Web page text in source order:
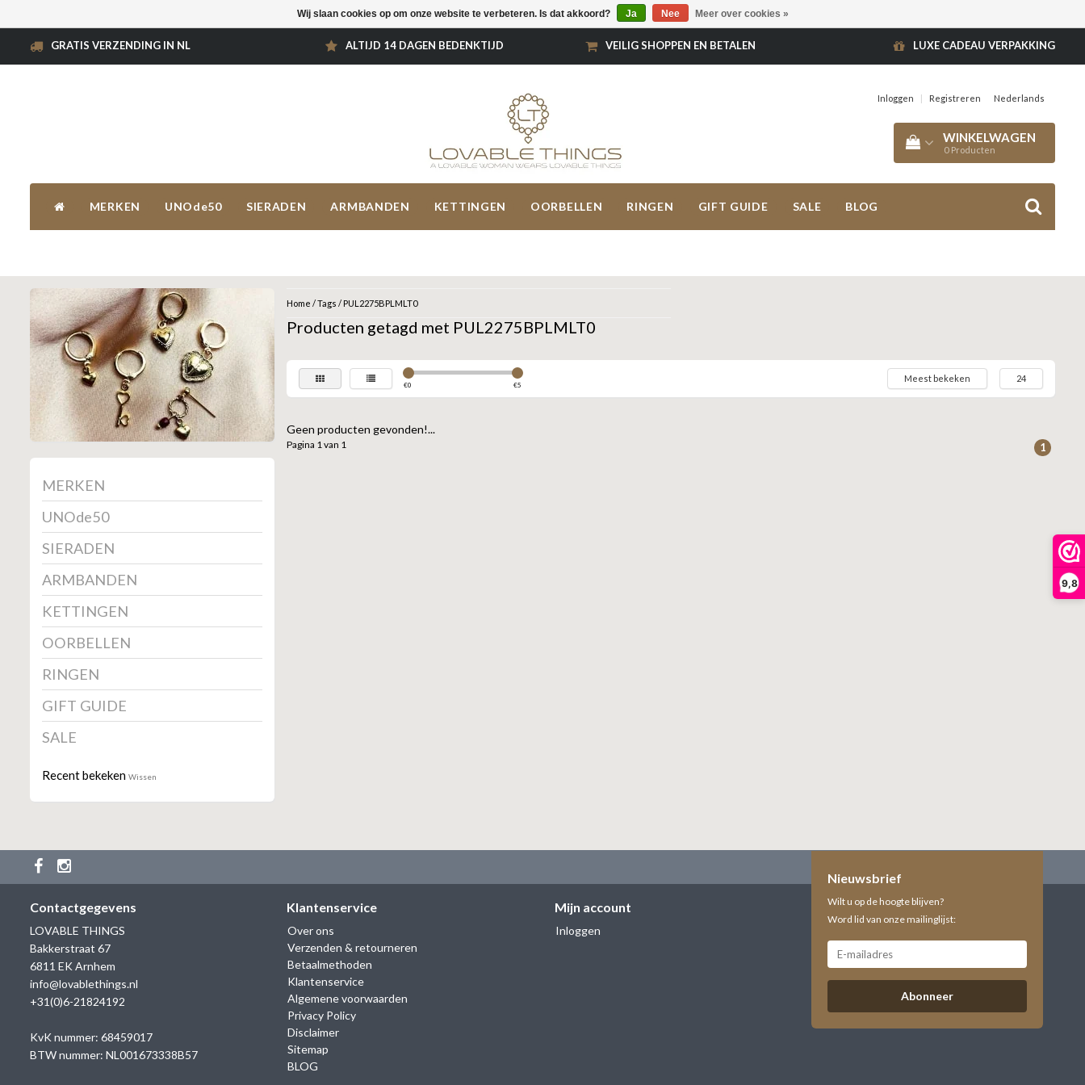
9,8
GRATIS VERZENDING IN NL ALTIJD 14 DAGEN BEDENKTIJD VEILIG SHOPPEN EN BETALEN LUXE CADEAU VERPAKKING
Inloggen | Registreren Nederlands
WINKELWAGEN
0 Producten
MERKEN UNOde50 SIERADEN ARMBANDEN KETTINGEN OORBELLEN RINGEN GIFT GUIDE SALE BLOG
MERKEN
UNOde50
SIERADEN
ARMBANDEN
KETTINGEN
OORBELLEN
RINGEN
GIFT GUIDE
SALE
Recent bekeken Wissen
Home /Tags / PUL2275BPLMLT0
Producten getagd met PUL2275BPLMLT0
€0 €5
Meest bekeken 24
Geen producten gevonden!...
Pagina 1 van 1 1
Contactgegevens
LOVABLE THINGS
Bakkerstraat 67
6811 EK Arnhem
info@lovablethings.nl
+31(0)6-21824192
KvK nummer: 68459017
BTW nummer: NL001673338B57
Klantenservice
Over ons
Verzenden & retourneren
Betaalmethoden
Klantenservice
Algemene voorwaarden
Privacy Policy
Disclaimer
Sitemap
BLOG
Mijn account
Inloggen
Nieuwsbrief
Wilt u op de hoogte blijven?
Word lid van onze mailinglijst:
Abonneer
Wij slaan cookies op om onze website te verbeteren. Is dat akkoord? Ja Nee Meer over cookies »